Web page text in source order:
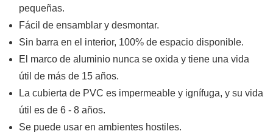
pequeñas.
Fácil de ensamblar y desmontar.
Sin barra en el interior, 100% de espacio disponible.
El marco de aluminio nunca se oxida y tiene una vida
útil de más de 15 años.
La cubierta de PVC es impermeable y ignífuga, y su vida
útil es de 6 - 8 años.
Se puede usar en ambientes hostiles.